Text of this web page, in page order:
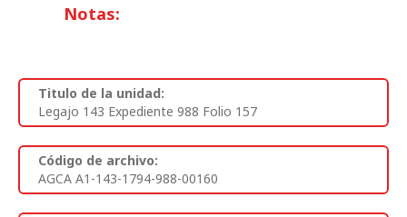
Notas:
Titulo de la unidad:
Legajo 143 Expediente 988 Folio 157
Código de archivo:
AGCA A1-143-1794-988-00160